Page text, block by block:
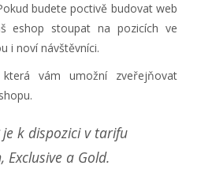
budete poctivě budovat web
eshop stoupat na pozicích ve
i noví návštěvníci.
která vám umožní zveřejňovat
k dispozici v tarifu
Exclusive a Gold.